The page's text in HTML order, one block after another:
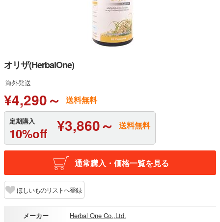
オリザ(HerbalOne)
海外発送
¥4,290～ 送料無料
定期購入
10%off ¥3,860～ 送料無料
通常購入・価格一覧を見る
ほしいものリストへ登録
メーカー
Herbal One Co.,Ltd.